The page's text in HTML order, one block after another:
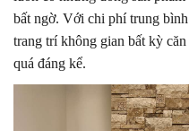
bất ngờ. Với chi phí trung
trang trí không gian bất kỳ
quá đáng kể.